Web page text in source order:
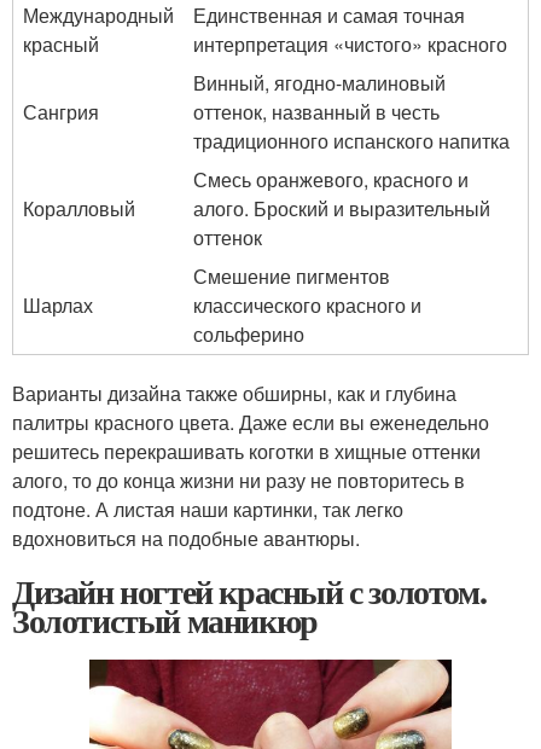
Международный
красный
Единственная и самая точная
интерпретация «чистого» красного
Сангрия
Винный, ягодно-малиновый
оттенок, названный в честь
традиционного испанского напитка
Коралловый
Смесь оранжевого, красного и
алого. Броский и выразительный
оттенок
Шарлах
Смешение пигментов
классического красного и
сольферино
Варианты дизайна также обширны, как и глубина
палитры красного цвета. Даже если вы еженедельно
решитесь перекрашивать коготки в хищные оттенки
алого, то до конца жизни ни разу не повторитесь в
подтоне. А листая наши картинки, так легко
вдохновиться на подобные авантюры.
Дизайн ногтей красный с золотом.
Золотистый маникюр